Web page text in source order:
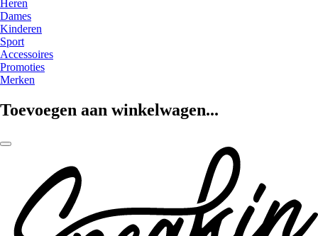
Heren
Dames
Kinderen
Sport
Accessoires
Promoties
Merken
Toevoegen aan winkelwagen...